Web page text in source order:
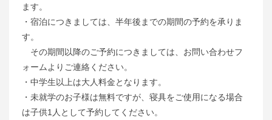
ます。
・宿泊につきましては、半年後までの期間の予約を承りま
す。
その期間以降のご予約につきましては、お問い合わせフ
ォームよりご連絡ください。
・中学生以上は大人料金となります。
・未就学のお子様は無料ですが、寝具をご使用になる場合
は子供1人として予約してください。